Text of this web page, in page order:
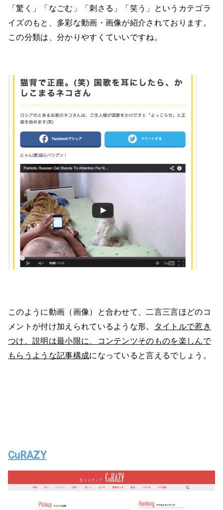
「驚く」「なごむ」「刺さる」「笑う」というカテゴラ
イズのもと、多彩な動画・画像が紹介されております。
この分類は、分かりやすくていいですね。
このように動画（画像）と合わせて、二言三言ほどのコ
メントが付け加えられているような形。
タイトルで惹き
つけ、説明は最小限に、コンテンツそのものを楽しんで
もらうような記事構成になっていると言えるでしょう。
CuRAZY